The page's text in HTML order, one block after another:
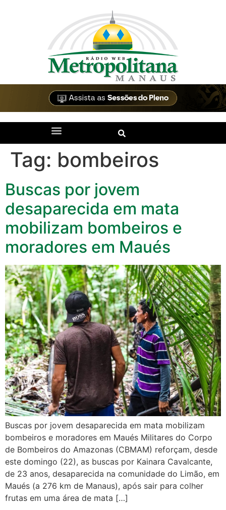
Tag: bombeiros
Buscas por jovem
desaparecida em mata
mobilizam bombeiros e
moradores em Maués
Buscas por jovem desaparecida em mata mobilizam
bombeiros e moradores em Maués Militares do Corpo
de Bombeiros do Amazonas (CBMAM) reforçam, desde
este domingo (22), as buscas por Kainara Cavalcante,
de 23 anos, desaparecida na comunidade do Limão, em
Maués (a 276 km de Manaus), após sair para colher
frutas em uma área de mata […]